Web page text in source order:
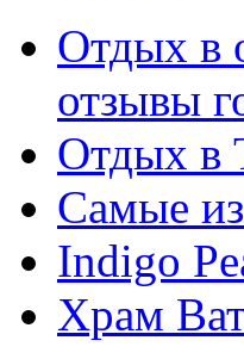
Отдых в
отзывы
Отдых в
Самые
Indigo
Храм